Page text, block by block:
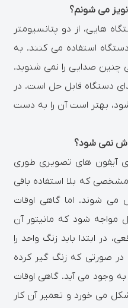
می شونم؟
هایی، از دو پتانسیومتر
استفاده می کنند. به
صدایی را نمی شنوید.
دستگاه قابل حل است. در
بهتر است آن را به دست
نمی شود؟
آیفون های تصویری طوری
که بلا استفاده باقی
شوند. اما گاهی اوقات
شود که مانیتور آن
در ابتدا باید زنگ واحد را
در صورتی که زنگ گیر کرده
وجود می آید. گاهی اوقات
می خورد و تعمیر آن کار